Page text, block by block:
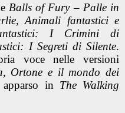
Balls of Fury – Palle in
Animali fantastici e
I Crimini di
I Segreti di Silente.
voce nelle versioni
Ortone e il mondo dei
in The Walking